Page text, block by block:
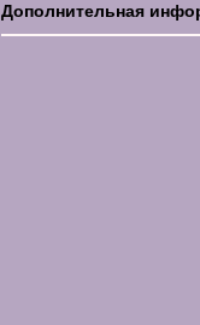
Дополнительная